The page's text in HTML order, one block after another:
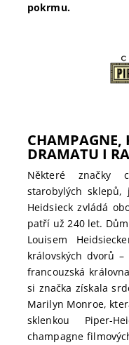
pokrmu.
CHAMPAGNE,
DRAMATU I
Některé značky
starobylých
Heidsieck zvládá
patří už 240 let.
Louisem
královských dvorů
francouzská
si značka získala
Marilyn Monroe,
sklenkou Piper-
champagne